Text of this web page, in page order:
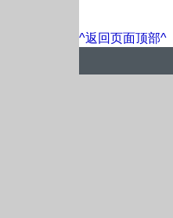
^返回页面顶部^